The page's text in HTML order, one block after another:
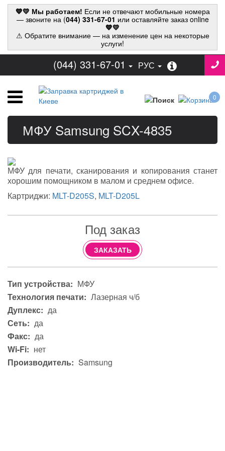
💙💛 Мы работаем! Если не отвечают мобильные номера
— звоните на (044) 331-67-01 или оставляйте заказ online
💙💛
⚠ Обратите внимание — на изменение цен на некоторые
услуги!
(044) 331-67-01 РУС
0
МФУ Samsung SCX-4835
МФУ для печати, сканирования и копирования станет
хорошим помощником в малом и среднем офисе.
Картриджи: MLT-D205S, MLT-D205L
Под заказ
ЗАКАЗАТЬ
Тип устройства: МФУ
Технология печати: Лазерная ч/б
Дуплекс: да
Сеть: да
Факс: да
Wi-Fi: нет
Производитель: Samsung